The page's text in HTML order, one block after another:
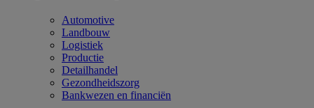
Automotive
Landbouw
Logistiek
Productie
Detailhandel
Gezondheidszorg
Bankwezen en financiën